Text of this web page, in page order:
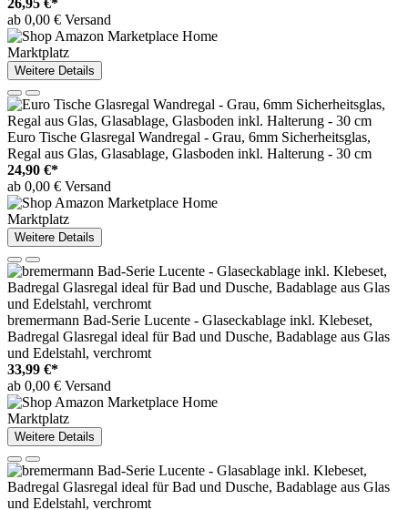
ab 0,00 € Versand
Marktplatz
Weitere Details
Euro Tische Glasregal Wandregal - Grau, 6mm Sicherheitsglas,
Regal aus Glas, Glasablage, Glasboden inkl. Halterung - 30 cm
24,90 €*
ab 0,00 € Versand
Marktplatz
Weitere Details
bremermann Bad-Serie Lucente - Glaseckablage inkl. Klebeset,
Badregal Glasregal ideal für Bad und Dusche, Badablage aus Glas
und Edelstahl, verchromt
33,99 €*
ab 0,00 € Versand
Marktplatz
Weitere Details